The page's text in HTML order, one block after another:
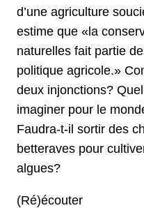
d’une agriculture
estime que «la
naturelles fait partie
politique agricole.»
deux injonctions?
imaginer pour le
Faudra-t-il sortir des
betteraves pour
algues?
(Ré)écouter